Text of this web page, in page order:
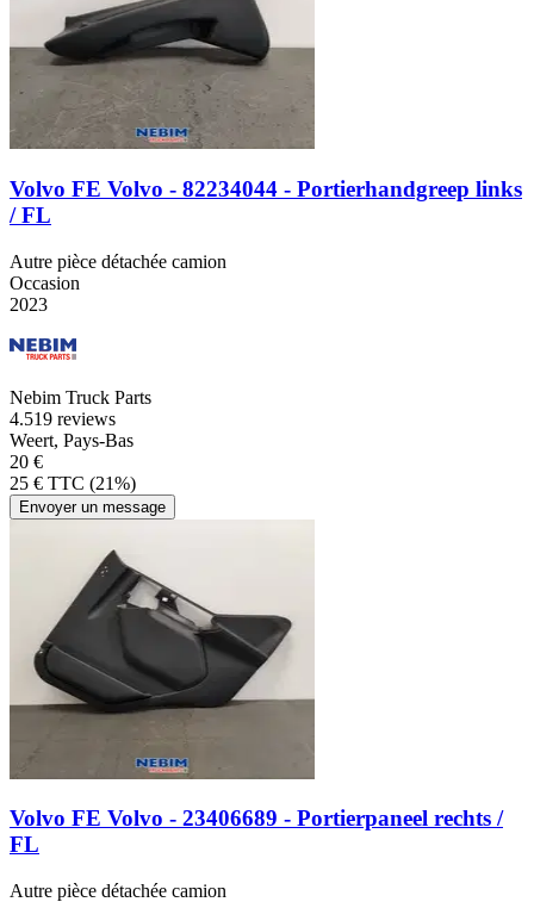
Volvo FE Volvo - 82234044 - Portierhandgreep links
/ FL
Autre pièce détachée camion
Occasion
2023
Nebim Truck Parts
4.519 reviews
Weert, Pays-Bas
20 €
25 € TTC (21%)
Envoyer un message
Volvo FE Volvo - 23406689 - Portierpaneel rechts /
FL
Autre pièce détachée camion